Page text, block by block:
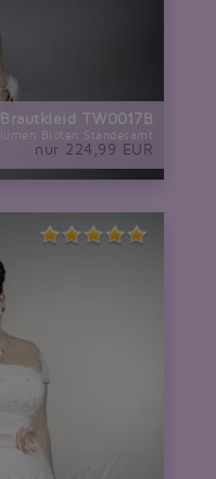
Brautkleid TW0017B
Blüten Standesamt
nur 224,99 EUR